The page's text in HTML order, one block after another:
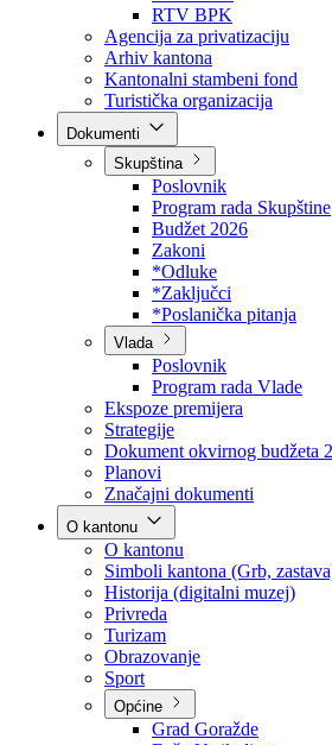
Direkcija za šumarstvo
Javna preduzeća
BPK šume
RTV BPK
Agencija za privatizaciju
Arhiv kantona
Kantonalni stambeni fond
Turistička organizacija
Skupština
Poslovnik
Program rada Skupštine
Budžet 2026
Zakoni
*Odluke
*Zaključci
*Poslanička pitanja
Vlada
Poslovnik
Program rada Vlade
Ekspoze premijera
Strategije
Dokument okvirnog budžeta
Planovi
Značajni dokumenti
O kantonu
O kantonu
Simboli kantona (Grb, zastava)
Historija (digitalni muzej)
Privreda
Turizam
Obrazovanje